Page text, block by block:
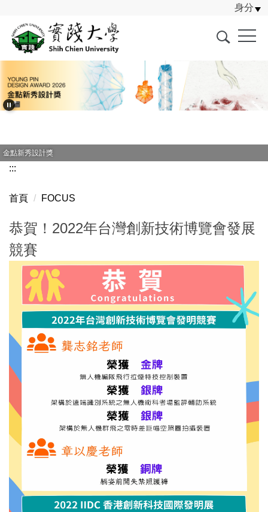
主
容
區
身分
金點新秀設計獎
:::
首頁 FOCUS
恭賀！2022年台灣創新技術博覽會發展
競賽